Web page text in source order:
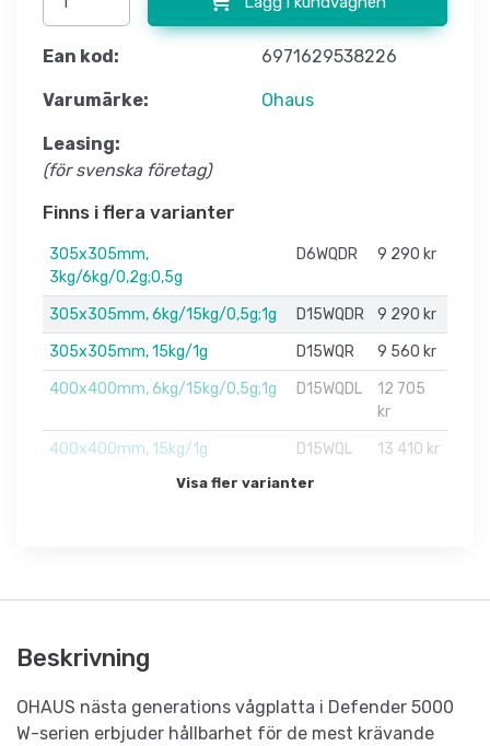
Ean kod: 6971629538226
Varumärke: Ohaus
Leasing:
(för svenska företag)
Finns i flera varianter
305x305mm,
3kg/6kg/0,2g;0,5g
D6WQDR 9 290 kr
305x305mm, 6kg/15kg/0,5g;1g D15WQDR
9 290 kr
305x305mm, 15kg/1g
D15WQR
9 560 kr
400x400mm, 6kg/15kg/0,5g;1g
D15WQDL
12 705
kr
400x400mm, 15kg/1g
D15WQL 13 410 kr
Visa fler varianter
Beskrivning
OHAUS nästa generations vågplatta i Defender 5000
W-serien erbjuder hållbarhet för de mest krävande